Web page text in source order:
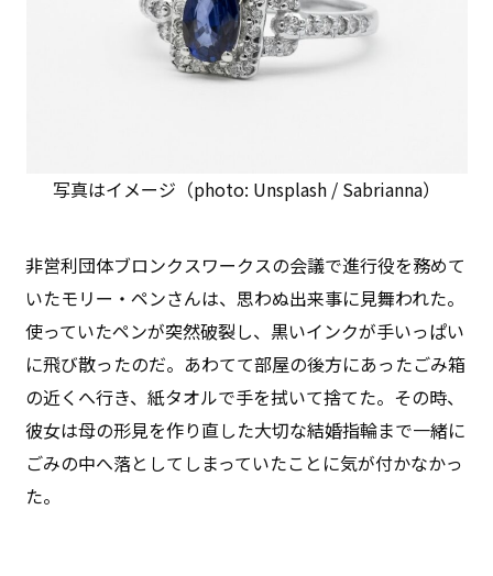
写真はイメージ（photo: Unsplash / Sabrianna）
非営利団体ブロンクスワークスの会議で進行役を務めて
いたモリー・ペンさんは、思わぬ出来事に見舞われた。
使っていたペンが突然破裂し、黒いインクが手いっぱい
に飛び散ったのだ。あわてて部屋の後方にあったごみ箱
の近くへ行き、紙タオルで手を拭いて捨てた。その時、
彼女は母の形見を作り直した大切な結婚指輪まで一緒に
ごみの中へ落としてしまっていたことに気が付かなかっ
た。